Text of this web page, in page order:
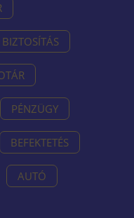
BIZTOSÍTÁS
PÉNZÜGY
BEFEKTETÉS
AUTÓ